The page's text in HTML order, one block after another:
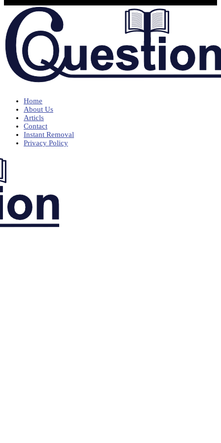
Home
About Us
Articls
Contact
Instant Removal
Privacy Policy